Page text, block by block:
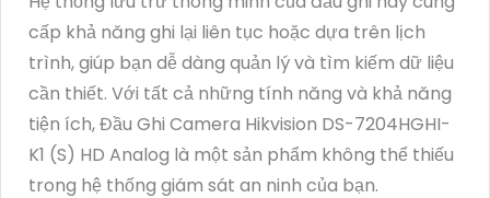
cấp khả năng ghi lại liên tục hoặc dựa trên lịch
trình, giúp bạn dễ dàng quản lý và tìm kiếm dữ liệu
cần thiết. Với tất cả những tính năng và khả năng
tiện ích, Đầu Ghi Camera Hikvision DS-7204HGHI-
K1 (S) HD Analog là một sản phẩm không thể thiếu
trong hệ thống giám sát an ninh của bạn.